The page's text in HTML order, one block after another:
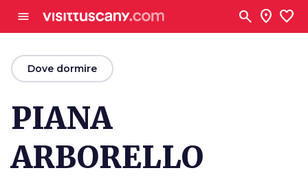
menu search location_on favorite
arrow_backDove dormire
PIANA
ARBORELLO